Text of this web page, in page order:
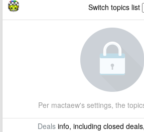
Switch topics list
Per mactaew's settings, the
Dealsinfo, including closed